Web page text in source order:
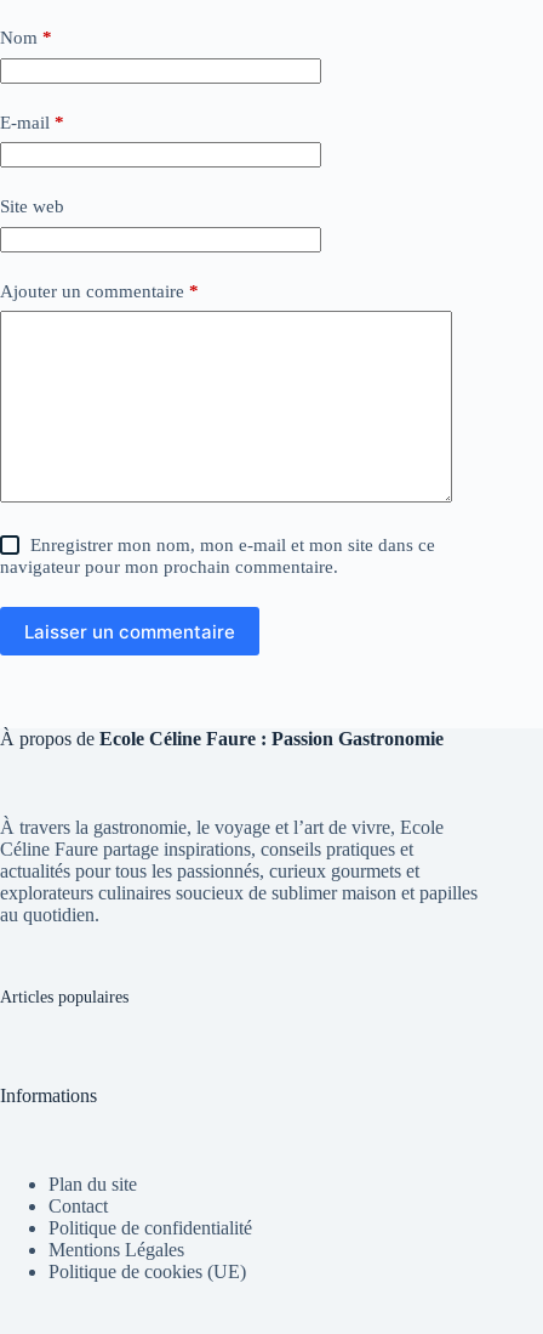
Nom *
E-mail *
Site web
Ajouter un commentaire *
Enregistrer mon nom, mon e-mail et mon site dans ce
navigateur pour mon prochain commentaire.
Laisser un commentaire
À propos de Ecole Céline Faure : Passion Gastronomie
À travers la gastronomie, le voyage et l’art de vivre, Ecole
Céline Faure partage inspirations, conseils pratiques et
actualités pour tous les passionnés, curieux gourmets et
explorateurs culinaires soucieux de sublimer maison et papilles
au quotidien.
Articles populaires
Informations
Plan du site
Contact
Politique de confidentialité
Mentions Légales
Politique de cookies (UE)